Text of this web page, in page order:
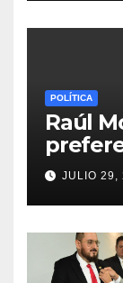
POLÍTICA
Raúl
perfila
de
JULIO 29,